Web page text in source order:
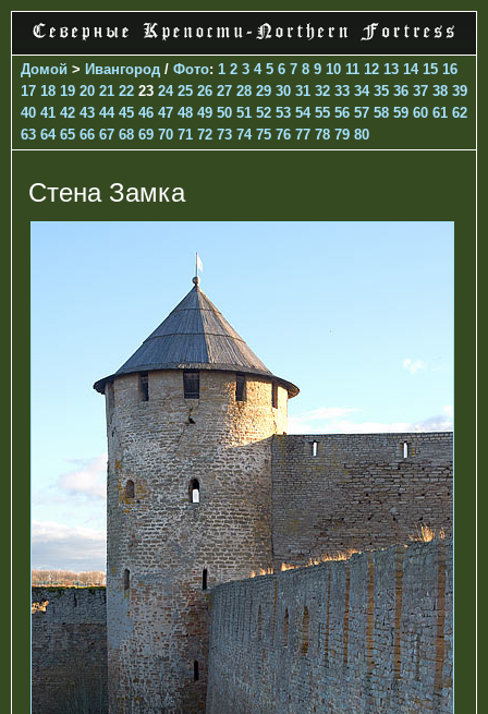
Домой > Ивангород / Фото: 1 2 3 4 5 6 7 8 9 10 11 12 13 14 15 16
17 18 19 20 21 22 23 24 25 26 27 28 29 30 31 32 33 34 35 36 37 38 39
40 41 42 43 44 45 46 47 48 49 50 51 52 53 54 55 56 57 58 59 60 61 62
63 64 65 66 67 68 69 70 71 72 73 74 75 76 77 78 79 80
Стена Замка